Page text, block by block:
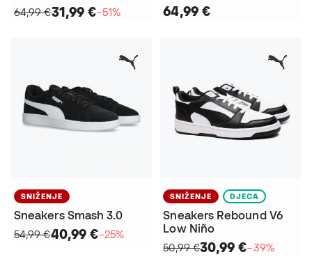
64,99 €31,99 €−51% 64,99 €
SNIŽENJE
Sneakers Smash 3.0
54,99 €40,99 €−25%
SNIŽENJE DJECA
Sneakers Rebound V6
Low Niño
50,99 €30,99 €−39%